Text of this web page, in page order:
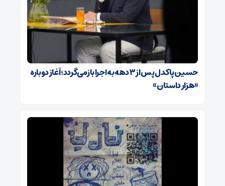
حسین پاکدل پس از ۳ دهه به اجرا بازمی‌گردد؛ آغاز دوباره
«هزار داستان»